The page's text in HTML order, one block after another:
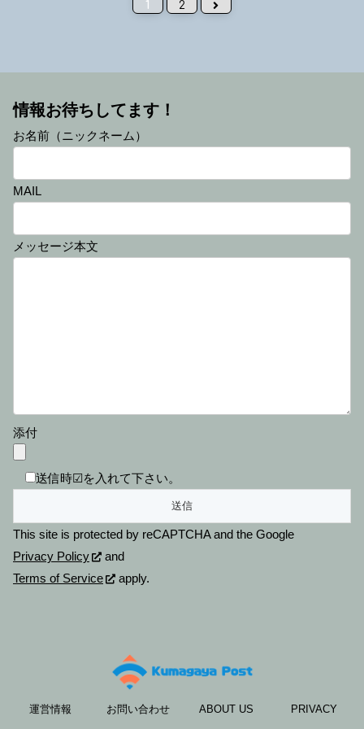
1 2 次へ
情報お待ちしてます！
お名前（ニックネーム）
MAIL
メッセージ本文
添付
送信時☑を入れて下さい。
This site is protected by reCAPTCHA and the Google
Privacy Policy
and
Terms of Service
apply.
運営情報 お問い合わせ ABOUT US PRIVACY